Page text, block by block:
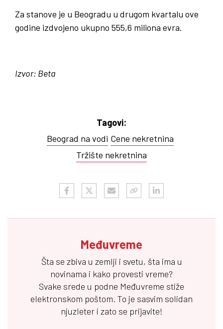
Za stanove je u Beogradu u drugom kvartalu ove
godine izdvojeno ukupno 555,6 miliona evra.
Izvor: Beta
Tagovi:
Beograd na vodi Cene nekretnina
Tržište nekretnina
Međuvreme
Šta se zbiva u zemlji i svetu, šta ima u
novinama i kako provesti vreme?
Svake srede u podne Međuvreme stiže
elektronskom poštom. To je sasvim solidan
njuzleter i zato se prijavite!